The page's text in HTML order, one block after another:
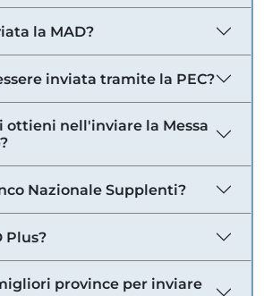
la MAD?
inviata tramite la PEC?
ottieni nell'inviare la Messa
Nazionale Supplenti?
Plus?
province per inviare